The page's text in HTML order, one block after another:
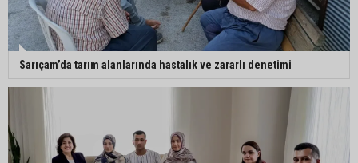
Sarıçam’da tarım alanlarında hastalık ve zararlı denetimi